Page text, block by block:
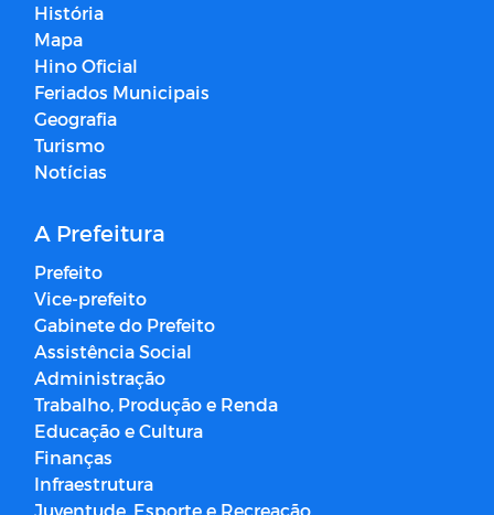
História
Mapa
Hino Oficial
Feriados Municipais
Geografia
Turismo
Notícias
A Prefeitura
Prefeito
Vice-prefeito
Gabinete do Prefeito
Assistência Social
Administração
Trabalho, Produção e Renda
Educação e Cultura
Finanças
Infraestrutura
Juventude, Esporte e Recreação